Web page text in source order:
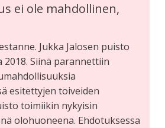
ei ole mahdollinen,
Jukka Jalosen puisto
Siinä parannettiin
esitettyjen toiveiden
toimiikin nykyisin
olohuoneena. Ehdotuksessa